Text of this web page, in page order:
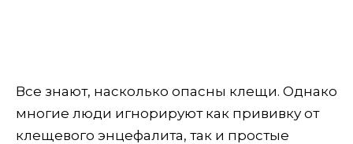
Все знают, насколько опасны клещи. Однако
многие люди игнорируют как прививку от
клещевого энцефалита, так и простые